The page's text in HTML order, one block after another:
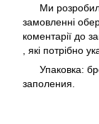
Ми
замовленні
коментарії до
, які потрібно
Упаковка:
заполения.